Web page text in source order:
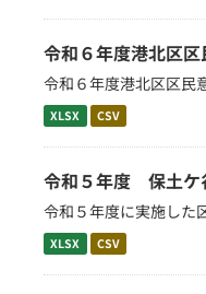
令和６年度港北区
令和６年度港北区区民
XLSX CSV
令和５年度 保土ケ
令和５年度に実施した
XLSX CSV